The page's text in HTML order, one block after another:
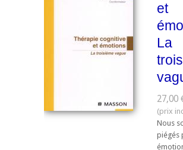
et
La
27,00
Nous
piégés